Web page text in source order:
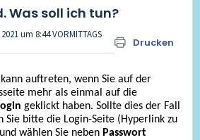
Was soll ich tun?
Drucken
um 8:44 VORMITTAGS
auftreten, wenn Sie auf der
mehr als einmal auf die
geklickt haben. Sollte dies der Fall
Sie bitte die Login-Seite (Hyperlink zu
wählen Sie neben Passwort